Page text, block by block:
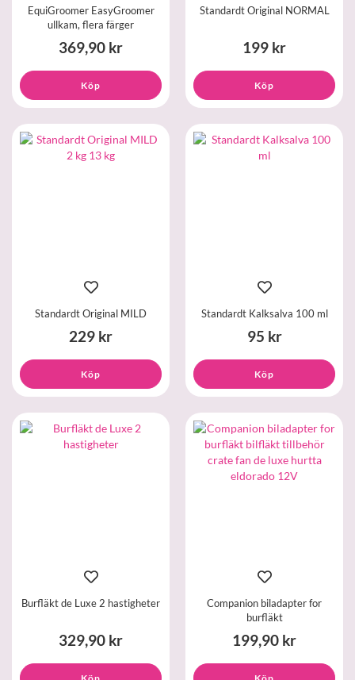
EquiGroomer EasyGroomer
ullkam, flera färger
369,90 kr
Köp
Standardt Original NORMAL
199 kr
Köp
Standardt Original MILD
229 kr
Köp
Standardt Kalksalva 100 ml
95 kr
Köp
Burfläkt de Luxe 2 hastigheter
329,90 kr
Köp
Companion biladapter for
burfläkt
199,90 kr
Köp